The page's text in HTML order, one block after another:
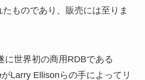
ものであり、販売には至りま
に世界初の商用RDBである
がLarry Ellisonらの手によってリ